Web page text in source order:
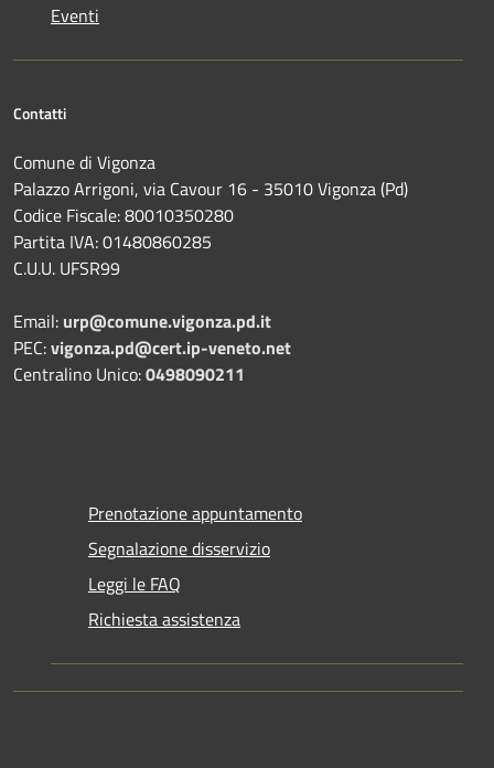
Eventi
Contatti
Comune di Vigonza
Palazzo Arrigoni, via Cavour 16 - 35010 Vigonza (Pd)
Codice Fiscale: 80010350280
Partita IVA: 01480860285
C.U.U. UFSR99
Email: urp@comune.vigonza.pd.it
PEC:vigonza.pd@cert.ip-veneto.net
Centralino Unico:0498090211
Prenotazione appuntamento
Segnalazione disservizio
Leggi le FAQ
Richiesta assistenza